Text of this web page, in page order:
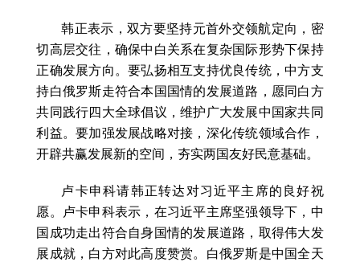
韩正表示，双方要坚持元首外交领航定向，密
切高层交往，确保中白关系在复杂国际形势下保持
正确发展方向。要弘扬相互支持优良传统，中方支
持白俄罗斯走符合本国国情的发展道路，愿同白方
共同践行四大全球倡议，维护广大发展中国家共同
利益。要加强发展战略对接，深化传统领域合作，
开辟共赢发展新的空间，夯实两国友好民意基础。
卢卡申科请韩正转达对习近平主席的良好祝
愿。卢卡申科表示，在习近平主席坚强领导下，中
国成功走出符合自身国情的发展道路，取得伟大发
展成就，白方对此高度赞赏。白俄罗斯是中国全天